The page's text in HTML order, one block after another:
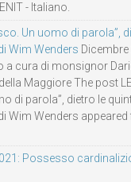
- Italiano.
Un uomo di parola”,
Wim Wenders Dicembre
a cura di monsignor
Maggiore The post
di parola”, dietro le
Wim Wenders appeared
Possesso